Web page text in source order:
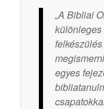
„A Bibliai
különleges
egyes